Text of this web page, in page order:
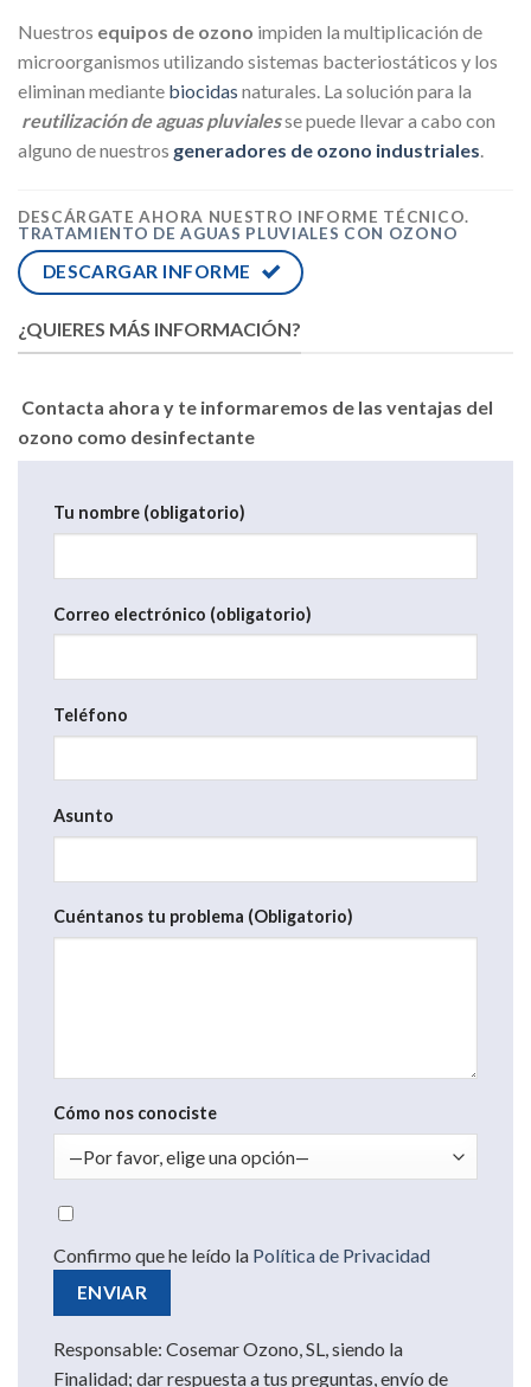
Nuestros equipos de ozono impiden la multiplicación de
microorganismos utilizando sistemas bacteriostáticos y los
eliminan mediante biocidas naturales. La solución para la
reutilización de aguas pluvialesse puede llevar a cabo con
alguno de nuestros generadores de ozono industriales.
DESCÁRGATE AHORA NUESTRO INFORME TÉCNICO.
TRATAMIENTO DE AGUAS PLUVIALES CON OZONO
DESCARGAR INFORME
¿QUIERES MÁS INFORMACIÓN?
Contacta ahora y te informaremos de las ventajas del
ozono como desinfectante
Tu nombre (obligatorio)
Correo electrónico (obligatorio)
Teléfono
Asunto
Cuéntanos tu problema (Obligatorio)
Cómo nos conociste
Confirmo que he leído la Política de Privacidad
Responsable: Cosemar Ozono, SL, siendo la
Finalidad; dar respuesta a tus preguntas, envío de